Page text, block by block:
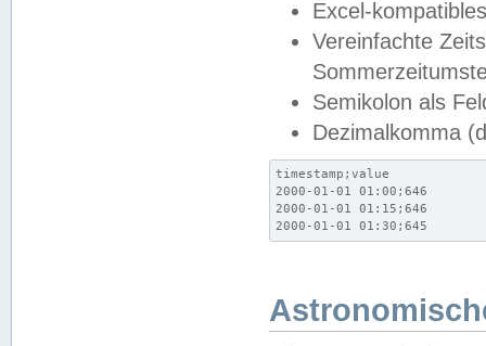
Excel-
Vereinfachte
Semikolon als
Dezimalkomma
timestamp;value
2000-01-01 01:00;646
2000-01-01 01:15;646
2000-01-01 01:30;645